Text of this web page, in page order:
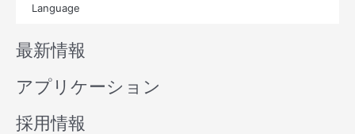
u
b
e
i
n
Language
最新情報
アプリケーション
採用情報